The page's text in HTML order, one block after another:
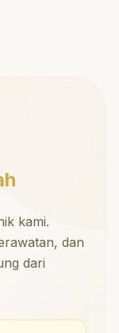
kami.
dan
dari